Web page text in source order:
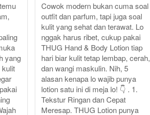
yang
kulit
Cowok modern bukan cuma soal
outfit dan parfum, tapi juga soal
kulit yang sehat dan terawat. Lo
nggak harus ribet, cukup pakai
THUG Hand & Body Lotion tiap
hari biar kulit tetap lembap, cerah,
dan wangi maskulin. Nih, 5
alasan kenapa lo wajib punya
lotion satu ini di meja lo! 👇 . 1.
Tekstur Ringan dan Cepat
Meresap. THUG Lotion punya